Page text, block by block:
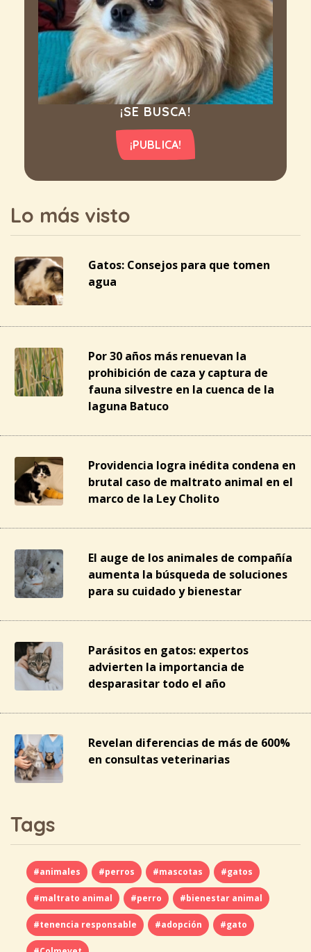
¡SE BUSCA!
¡PUBLICA!
Lo más visto
Gatos: Consejos para que tomen
agua
Por 30 años más renuevan la
prohibición de caza y captura de
fauna silvestre en la cuenca de la
laguna Batuco
Providencia logra inédita condena en
brutal caso de maltrato animal en el
marco de la Ley Cholito
El auge de los animales de compañía
aumenta la búsqueda de soluciones
para su cuidado y bienestar
Parásitos en gatos: expertos
advierten la importancia de
desparasitar todo el año
Revelan diferencias de más de 600%
en consultas veterinarias
Tags
#animales #perros #mascotas #gatos
#maltrato animal #perro #bienestar animal
#tenencia responsable #adopción #gato